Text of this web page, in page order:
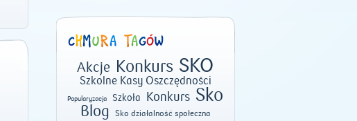
Akcje Konkurs SKO
Szkolne Kasy Oszczędności
Popularyzacja Szkoła Konkurs Sko
Blog Sko działalność społeczna